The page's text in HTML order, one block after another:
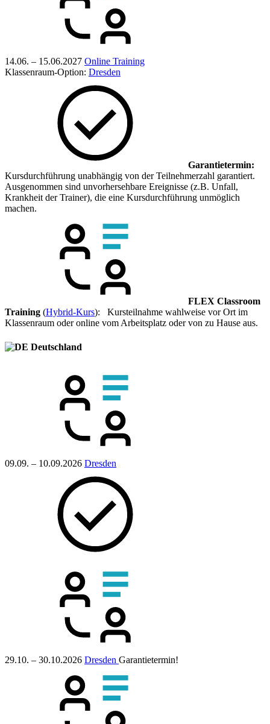
14.06. – 15.06.2027 Online Training
Klassenraum-Option: Dresden
Garantietermin:
Kursdurchführung unabhängig von der Teilnehmerzahl garantiert.
Ausgenommen sind unvorhersehbare Ereignisse (z.B. Unfall,
Krankheit der Trainer), die eine Kursdurchführung unmöglich
machen.
FLEX Classroom
Training (Hybrid-Kurs): Kursteilnahme wahlweise vor Ort im
Klassenraum oder online vom Arbeitsplatz oder von zu Hause aus.
Deutschland
09.09. – 10.09.2026 Dresden
29.10. – 30.10.2026 Dresden Garantietermin!